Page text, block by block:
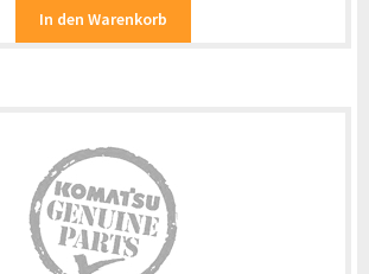
In den Warenkorb